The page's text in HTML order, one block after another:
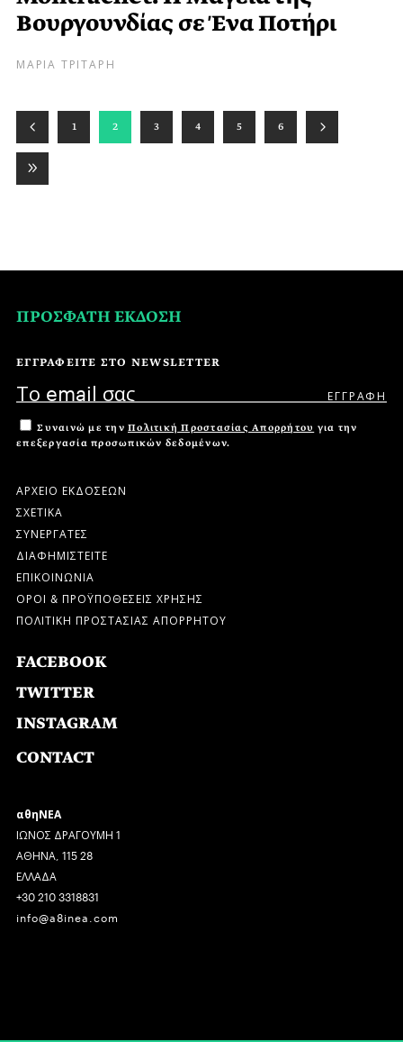
Βουργουνδίας σε Ένα Ποτήρι
ΜΑΡΙΑ ΤΡΙΤΑΡΗ
1 2 3 4 5 6
ΠΡΟΣΦΑΤΗ ΕΚΔΟΣΗ
ΕΓΓΡΑΦΕΙΤΕ ΣΤΟ NEWSLETTER
Συναινώ με την Πολιτική Προστασίας Απορρήτου για την
επεξεργασία προσωπικών δεδομένων.
ΑΡΧΕΙΟ ΕΚΔΟΣΕΩΝ
ΣΧΕΤΙΚΑ
ΣΥΝΕΡΓΑΤΕΣ
ΔΙΑΦΗΜΙΣΤΕΙΤΕ
ΕΠΙΚΟΙΝΩΝΙΑ
ΟΡΟΙ & ΠΡΟΫΠΟΘΕΣΕΙΣ ΧΡΗΣΗΣ
ΠΟΛΙΤΙΚΗ ΠΡΟΣΤΑΣΙΑΣ ΑΠΟΡΡΗΤΟΥ
FACEBOOK
TWITTER
INSTAGRAM
CONTACT
αθηΝΕΑ
ΙΩΝΟΣ ΔΡΑΓΟΥΜΗ 1
ΑΘΗΝΑ, 115 28
ΕΛΛΑΔΑ
+30 210 3318831
info@a8inea.com